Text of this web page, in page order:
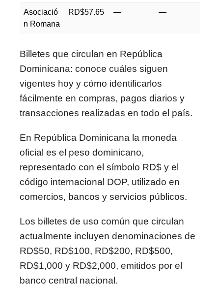
Asociació
n Romana
RD$57.65 — —
Billetes que circulan en República
Dominicana: conoce cuáles siguen
vigentes hoy y cómo identificarlos
fácilmente en compras, pagos diarios y
transacciones realizadas en todo el país.
En República Dominicana la moneda
oficial es el peso dominicano,
representado con el símbolo RD$ y el
código internacional DOP, utilizado en
comercios, bancos y servicios públicos.
Los billetes de uso común que circulan
actualmente incluyen denominaciones de
RD$50, RD$100, RD$200, RD$500,
RD$1,000 y RD$2,000, emitidos por el
banco central nacional.